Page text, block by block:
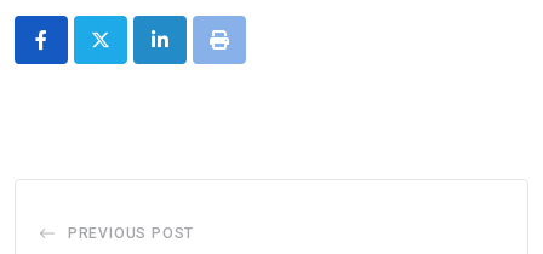
LinkedInPrint
PREVIOUS POST